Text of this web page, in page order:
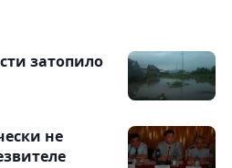
затопило
не